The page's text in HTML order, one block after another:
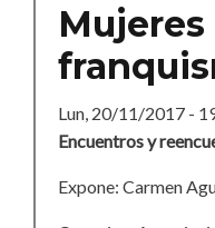
Lun, 20/11/2017 -
Encuentros y
Expone: Carmen